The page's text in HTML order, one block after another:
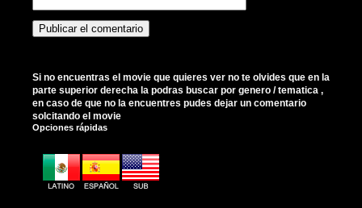
Si no encuentras el movie que quieres ver no te olvides que en la
parte superior derecha la podras buscar por genero / tematica ,
en caso de que no la encuentres pudes dejar un comentario
solcitando el movie
Opciones rápidas